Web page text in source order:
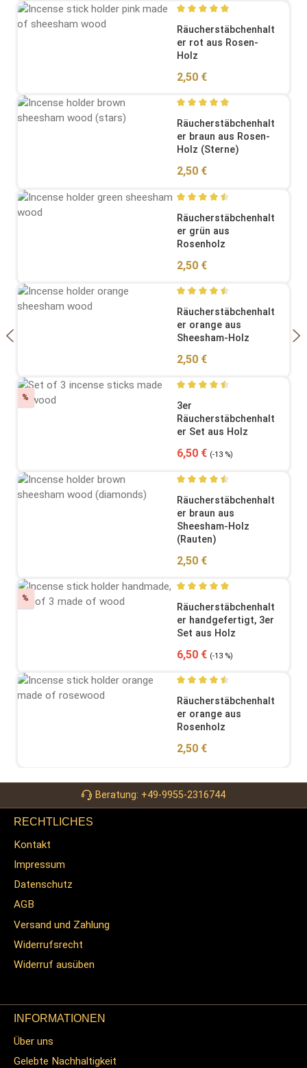
Durchschnittliche
Räucherstäbchenhalt
er rot aus Rosen-
Holz
Regulärer Preis:
2,50 €
Durchschnittliche
Räucherstäbchenhalt
er braun aus Rosen-
Holz (Sterne)
Regulärer Preis:
2,50 €
Durchschnittliche
Räucherstäbchenhalt
er grün aus
Rosenholz
Regulärer Preis:
2,50 €
Durchschnittliche
Räucherstäbchenhalt
er orange aus
Sheesham-Holz
Regulärer Preis:
2,50 €
% Rabatt Durchschnittliche
3er
Räucherstäbchenhalt
er Set aus Holz
Verkaufspreis:
6,50 € Regulärer Preis:
(-13 %)
Durchschnittliche
Räucherstäbchenhalt
er braun aus
Sheesham-Holz
(Rauten)
Regulärer Preis:
2,50 €
% Rabatt Durchschnittliche
Räucherstäbchenhalt
er handgefertigt, 3er
Set aus Holz
Verkaufspreis:
6,50 € Regulärer Preis:
(-13 %)
Durchschnittliche
Räucherstäbchenhalt
er orange aus
Rosenholz
Regulärer Preis:
2,50 €
Beratung: +49-9955-2316744
RECHTLICHES
Kontakt
Impressum
Datenschutz
AGB
Versand und Zahlung
Widerrufsrecht
Widerruf ausüben
INFORMATIONEN
Über uns
Gelebte Nachhaltigkeit